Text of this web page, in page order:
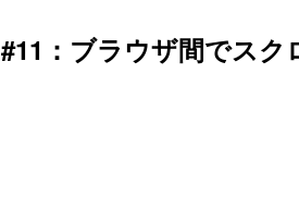
：ブラウザ間でス